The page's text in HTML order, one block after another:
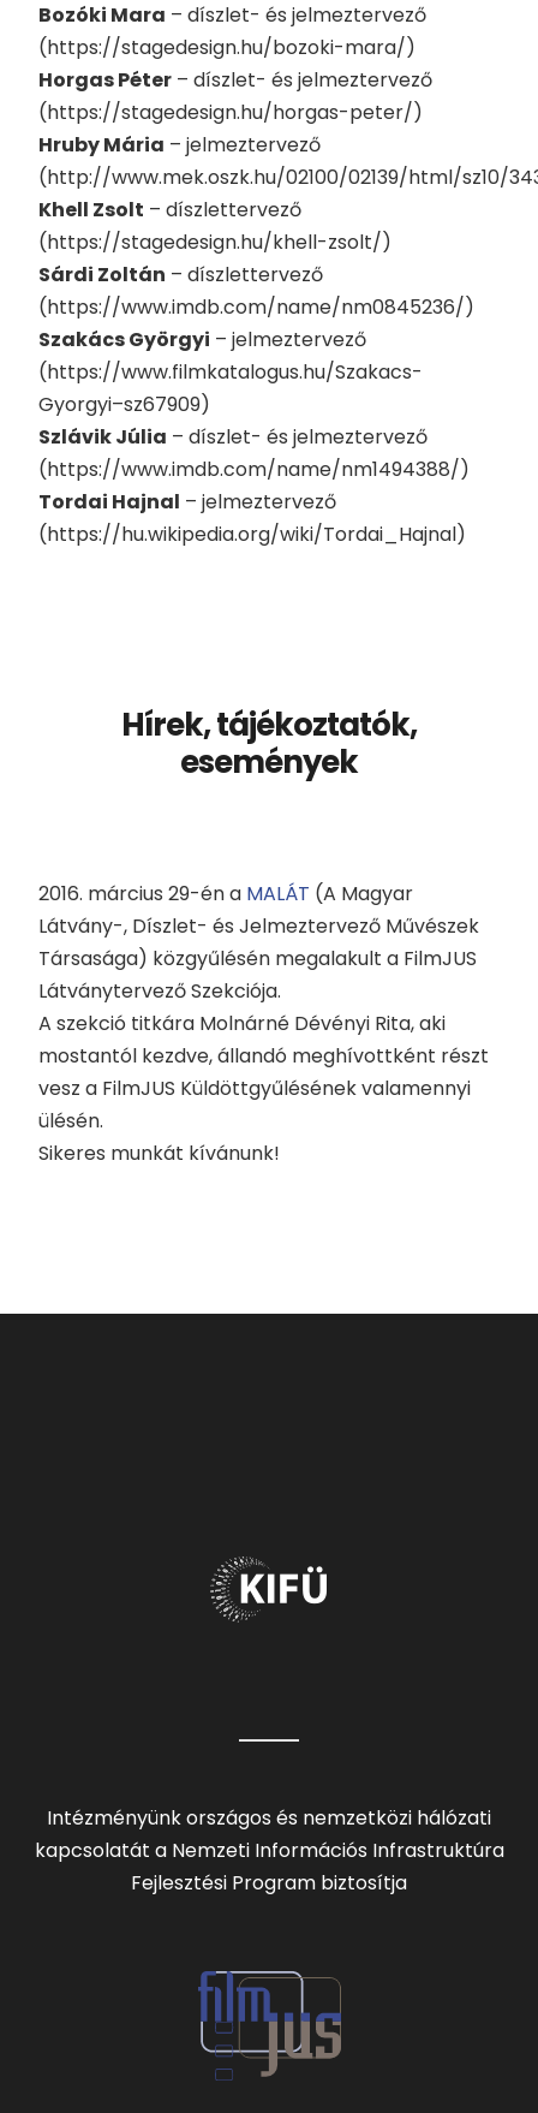
Bozóki Mara – díszlet- és jelmeztervező
(https://stagedesign.hu/bozoki-mara/)
Horgas Péter – díszlet- és jelmeztervező
(https://stagedesign.hu/horgas-peter/)
Hruby Mária – jelmeztervező
(http://www.mek.oszk.hu/02100/02139/html/sz10/
Khell Zsolt – díszlettervező
(https://stagedesign.hu/khell-zsolt/)
Sárdi Zoltán – díszlettervező
(https://www.imdb.com/name/nm0845236/)
Szakács Györgyi – jelmeztervező
(https://www.filmkatalogus.hu/Szakacs-
Gyorgyi–sz67909)
Szlávik Júlia – díszlet- és jelmeztervező
(https://www.imdb.com/name/nm1494388/)
Tordai Hajnal – jelmeztervező
(https://hu.wikipedia.org/wiki/Tordai_Hajnal)
Hírek, tájékoztatók,
események
2016. március 29-én a MALÁT (A Magyar
Látvány-, Díszlet- és Jelmeztervező Művészek
Társasága) közgyűlésén megalakult a FilmJUS
Látványtervező Szekciója.
A szekció titkára Molnárné Dévényi Rita, aki
mostantól kezdve, állandó meghívottként részt
vesz a FilmJUS Küldöttgyűlésének valamennyi
ülésén.
Sikeres munkát kívánunk!
Intézményünk országos és nemzetközi hálózati
kapcsolatát a Nemzeti Információs Infrastruktúra
Fejlesztési Program biztosítja